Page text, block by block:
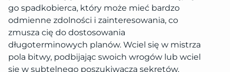
go spadkobierca, który może mieć bardzo
odmienne zdolności i zainteresowania, co
zmusza cię do dostosowania
długoterminowych planów. Wciel się w mistrza
pola bitwy, podbijając swoich wrogów lub wciel
się w subtelnego poszukiwacza sekretów,